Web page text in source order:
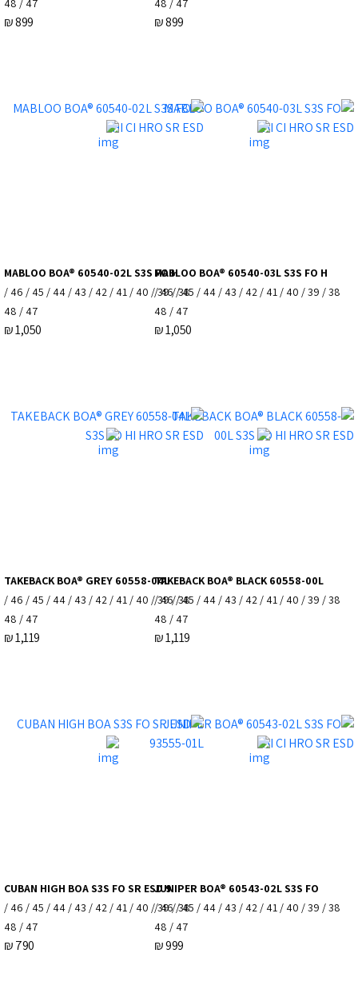
47 / 48
899
₪
47 / 48
899
₪
MABLOO BOA® 60540-03L S3S FO H
38 / 39 / 40 / 41 / 42 / 43 / 44 / 45 / 46 /
47 / 48
1,050
₪
MABLOO BOA® 60540-02L S3S FO H
38 / 39 / 40 / 41 / 42 / 43 / 44 / 45 / 46 /
47 / 48
1,050
₪
TAKEBACK BOA® BLACK 60558-00L
38 / 39 / 40 / 41 / 42 / 43 / 44 / 45 / 46 /
47 / 48
1,119
₪
TAKEBACK BOA® GREY 60558-04L
38 / 39 / 40 / 41 / 42 / 43 / 44 / 45 / 46 /
47 / 48
1,119
₪
JUNIPER BOA® 60543-02L S3S FO
38 / 39 / 40 / 41 / 42 / 43 / 44 / 45 / 46 /
47 / 48
999
₪
CUBAN HIGH BOA S3S FO SR ESD 9
38 / 39 / 40 / 41 / 42 / 43 / 44 / 45 / 46 /
47 / 48
790
₪